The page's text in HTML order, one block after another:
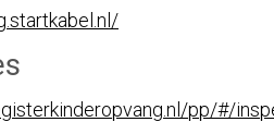
pp/#/